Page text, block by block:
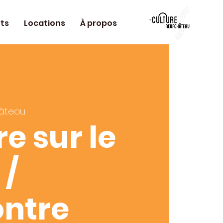
Locations À propos
sur le
/